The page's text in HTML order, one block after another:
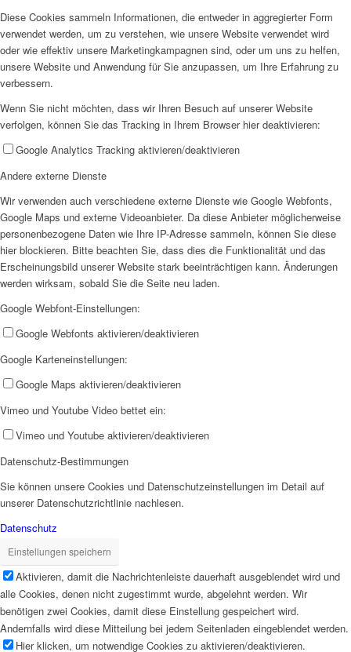
Wir als Arbeitgeberin
Mitglied werden
Ehrenamt
Jobs
Feedback
Ortsvereine
Diese Cookies sammeln Informationen, die entweder in aggregierter Form
verwendet werden, um zu verstehen, wie unsere Website verwendet wird
oder wie effektiv unsere Marketingkampagnen sind, oder um uns zu helfen,
unsere Website und Anwendung für Sie anzupassen, um Ihre Erfahrung zu
verbessern.
Wenn Sie nicht möchten, dass wir Ihren Besuch auf unserer Website
verfolgen, können Sie das Tracking in Ihrem Browser hier deaktivieren:
Google Analytics Tracking aktivieren/deaktivieren
Andere externe Dienste
Wir verwenden auch verschiedene externe Dienste wie Google Webfonts,
Google Maps und externe Videoanbieter. Da diese Anbieter möglicherweise
personenbezogene Daten wie Ihre IP-Adresse sammeln, können Sie diese
hier blockieren. Bitte beachten Sie, dass dies die Funktionalität und das
Erscheinungsbild unserer Website stark beeinträchtigen kann. Änderungen
werden wirksam, sobald Sie die Seite neu laden.
Google Webfont-Einstellungen:
Google Webfonts aktivieren/deaktivieren
Google Karteneinstellungen:
Google Maps aktivieren/deaktivieren
Vimeo und Youtube Video bettet ein:
Vimeo und Youtube aktivieren/deaktivieren
Datenschutz-Bestimmungen
Sie können unsere Cookies und Datenschutzeinstellungen im Detail auf
unserer Datenschutzrichtlinie nachlesen.
Datenschutz
Einstellungen speichern
Aktivieren, damit die Nachrichtenleiste dauerhaft ausgeblendet wird und
alle Cookies, denen nicht zugestimmt wurde, abgelehnt werden. Wir
benötigen zwei Cookies, damit diese Einstellung gespeichert wird.
Andernfalls wird diese Mitteilung bei jedem Seitenladen eingeblendet werden.
Hier klicken, um notwendige Cookies zu aktivieren/deaktivieren.